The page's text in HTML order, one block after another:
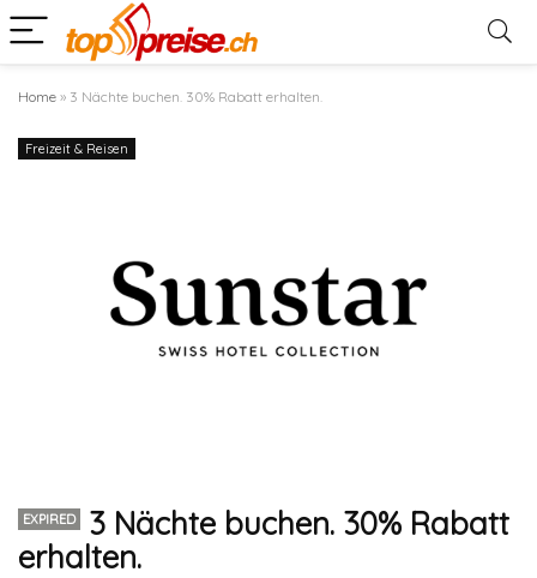
Home » 3 Nächte buchen. 30% Rabatt erhalten.
Freizeit & Reisen
EXPIRED
3 Nächte buchen. 30% Rabatt
erhalten.